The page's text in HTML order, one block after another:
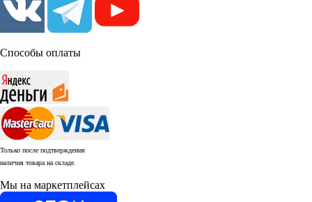
Способы оплаты
Только после подтверждения
наличия товара на складе.
Мы на маркетплейсах